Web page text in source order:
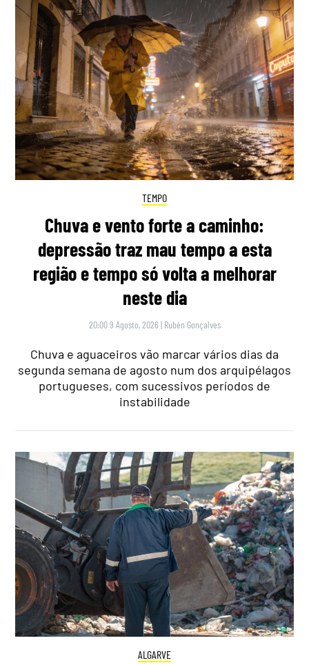
TEMPO
Chuva e vento forte a caminho:
depressão traz mau tempo a esta
região e tempo só volta a melhorar
neste dia
20:00 9 Agosto, 2026 | Rubén Gonçalves
Chuva e aguaceiros vão marcar vários dias da
segunda semana de agosto num dos arquipélagos
portugueses, com sucessivos períodos de
instabilidade
ALGARVE